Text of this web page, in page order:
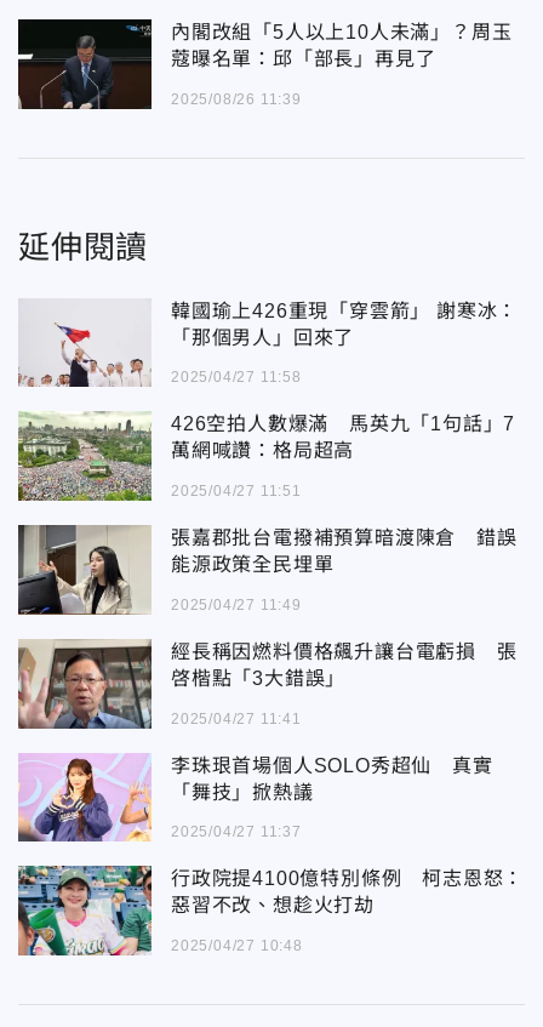
內閣改組「5人以上10人未滿」？周玉
蔻曝名單：邱「部長」再見了
2025/08/26 11:39
延伸閱讀
韓國瑜上426重現「穿雲箭」 謝寒冰：
「那個男人」回來了
2025/04/27 11:58
426空拍人數爆滿 馬英九「1句話」7
萬網喊讚：格局超高
2025/04/27 11:51
張嘉郡批台電撥補預算暗渡陳倉 錯誤
能源政策全民埋單
2025/04/27 11:49
經長稱因燃料價格飆升讓台電虧損 張
啓楷點「3大錯誤」
2025/04/27 11:41
李珠珢首場個人SOLO秀超仙 真實
「舞技」掀熱議
2025/04/27 11:37
行政院提4100億特別條例 柯志恩怒：
惡習不改、想趁火打劫
2025/04/27 10:48